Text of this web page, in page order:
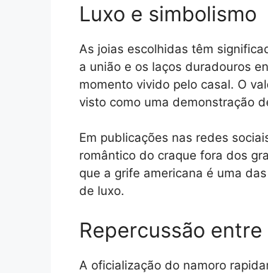
Luxo e simbolismo
As joias escolhidas têm
a união e os laços duradouros
momento vivido pelo casal. O
visto como uma demonstração
Em publicações nas redes
romântico do craque fora dos
que a grife americana é uma
de luxo.
Repercussão
A oficialização do namoro